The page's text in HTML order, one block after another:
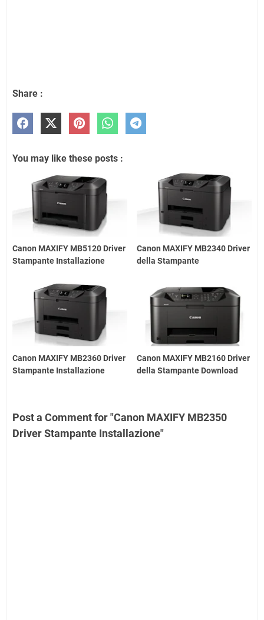
Share :
You may like these posts :
Canon MAXIFY MB5120 Driver
Stampante Installazione
Canon MAXIFY MB2340 Driver
della Stampante
Canon MAXIFY MB2360 Driver
Stampante Installazione
Canon MAXIFY MB2160 Driver
della Stampante Download
Post a Comment for "Canon MAXIFY MB2350
Driver Stampante Installazione"